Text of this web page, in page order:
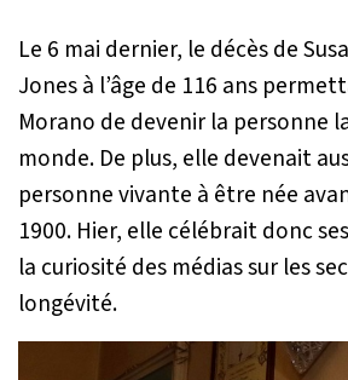
Le 6 mai dernier, le décès de
Jones à l’âge de 116 ans
Morano de devenir la personne
monde. De plus, elle devenait
personne vivante à être née
1900. Hier, elle célébrait donc
la curiosité des médias sur les
longévité.